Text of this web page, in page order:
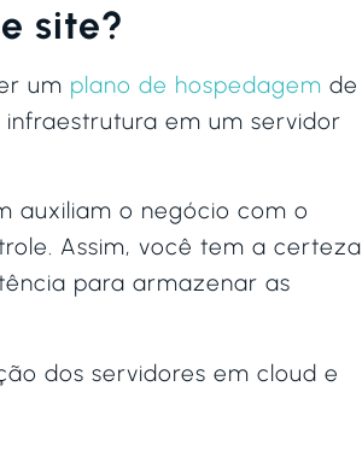
site?
um plano de hospedagem de
em um servidor
auxiliam o negócio com o
Assim, você tem a certeza
para armazenar as
dos servidores em cloud e